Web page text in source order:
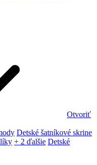
Otvoriť
Detské šatníkové skrine
+ 2 ďalšie Detské